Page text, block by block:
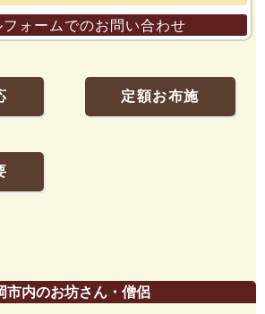
フォームでのお問い合わせ
定額お布施
市内のお坊さん・僧侶